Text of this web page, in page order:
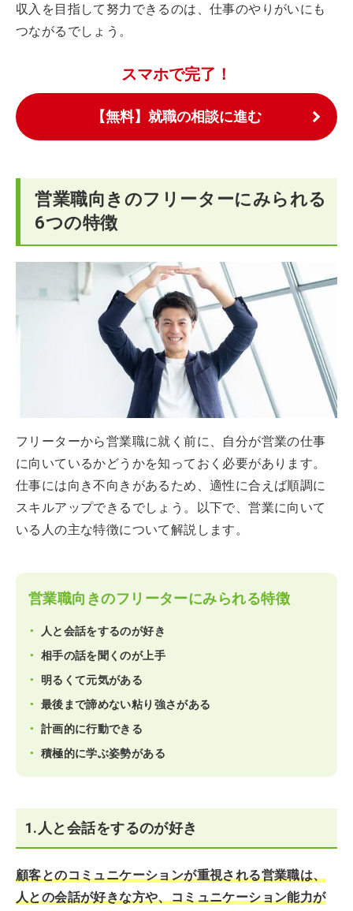
収入を目指して努力できるのは、仕事のやりがいにも
つながるでしょう。
スマホで完了！
【無料】就職の相談に進む
営業職向きのフリーターにみられる
6つの特徴
フリーターから営業職に就く前に、自分が営業の仕事
に向いているかどうかを知っておく必要があります。
仕事には向き不向きがあるため、適性に合えば順調に
スキルアップできるでしょう。以下で、営業に向いて
いる人の主な特徴について解説します。
営業職向きのフリーターにみられる特徴
人と会話をするのが好き
相手の話を聞くのが上手
明るくて元気がある
最後まで諦めない粘り強さがある
計画的に行動できる
積極的に学ぶ姿勢がある
1.人と会話をするのが好き
顧客とのコミュニケーションが重視される営業職は、
人との会話が好きな方や、コミュニケーション能力が